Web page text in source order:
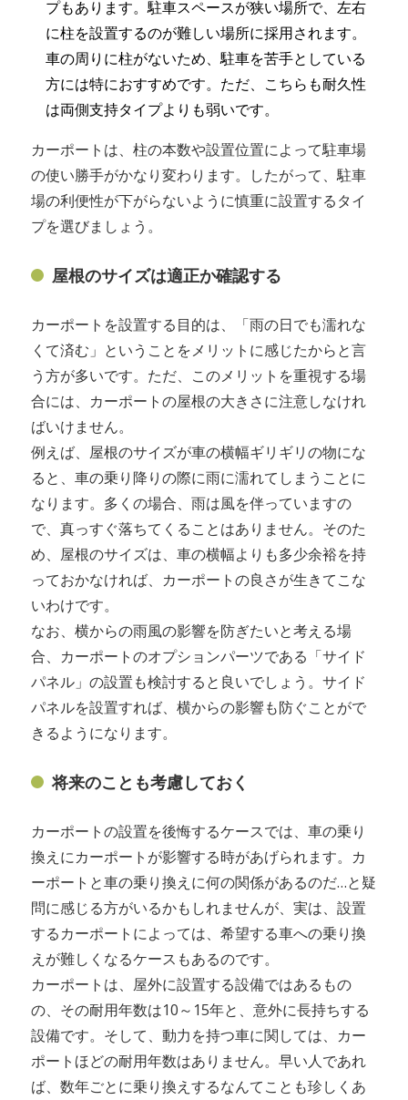
プもあります。駐車スペースが狭い場所で、左右
に柱を設置するのが難しい場所に採用されます。
車の周りに柱がないため、駐車を苦手としている
方には特におすすめです。ただ、こちらも耐久性
は両側支持タイプよりも弱いです。
カーポートは、柱の本数や設置位置によって駐車場
の使い勝手がかなり変わります。したがって、駐車
場の利便性が下がらないように慎重に設置するタイ
プを選びましょう。
屋根のサイズは適正か確認する
カーポートを設置する目的は、「雨の日でも濡れな
くて済む」ということをメリットに感じたからと言
う方が多いです。ただ、このメリットを重視する場
合には、カーポートの屋根の大きさに注意しなけれ
ばいけません。
例えば、屋根のサイズが車の横幅ギリギリの物にな
ると、車の乗り降りの際に雨に濡れてしまうことに
なります。多くの場合、雨は風を伴っていますの
で、真っすぐ落ちてくることはありません。そのた
め、屋根のサイズは、車の横幅よりも多少余裕を持
っておかなければ、カーポートの良さが生きてこな
いわけです。
なお、横からの雨風の影響を防ぎたいと考える場
合、カーポートのオプションパーツである「サイド
パネル」の設置も検討すると良いでしょう。サイド
パネルを設置すれば、横からの影響も防ぐことがで
きるようになります。
将来のことも考慮しておく
カーポートの設置を後悔するケースでは、車の乗り
換えにカーポートが影響する時があげられます。カ
ーポートと車の乗り換えに何の関係があるのだ…と疑
問に感じる方がいるかもしれませんが、実は、設置
するカーポートによっては、希望する車への乗り換
えが難しくなるケースもあるのです。
カーポートは、屋外に設置する設備ではあるもの
の、その耐用年数は10～15年と、意外に長持ちする
設備です。そして、動力を持つ車に関しては、カー
ポートほどの耐用年数はありません。早い人であれ
ば、数年ごとに乗り換えするなんてことも珍しくあ